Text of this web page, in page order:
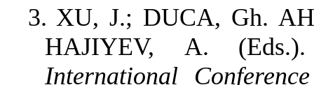
3. XU, J.; DUCA, Gh.
HAJIYEV,
A.
(Eds.).
International